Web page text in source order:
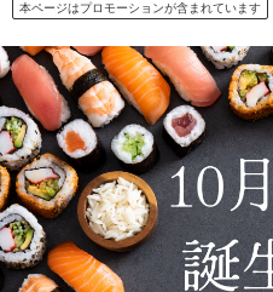
本ページはプロモーションが含まれています